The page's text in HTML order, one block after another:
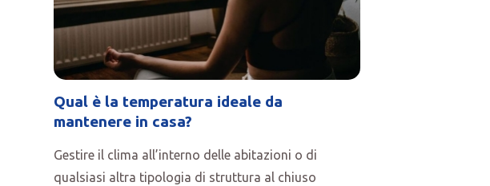
Qual è la temperatura ideale da
mantenere in casa?
Gestire il clima all’interno delle abitazioni o di
qualsiasi altra tipologia di struttura al chiuso